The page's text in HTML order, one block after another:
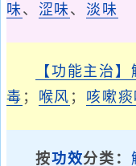
味、 涩味、 淡味
【功能主治】
毒 ； 喉风 ； 咳嗽痰
按功效分类：